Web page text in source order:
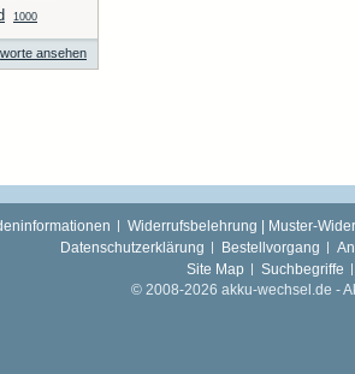
1000
ansehen
Widerrufsbelehrung | Muster-
Datenschutzerklärung
Bestellvorgang
Site Map
Suchbegriffe
© 2008-2026 akku-wechsel.de -